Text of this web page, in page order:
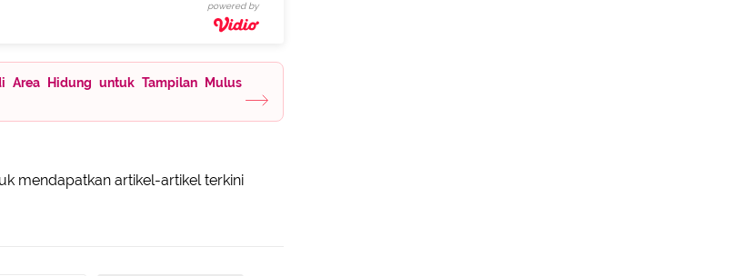
powered by
Area Hidung untuk Tampilan Mulus
mendapatkan artikel-artikel terkini